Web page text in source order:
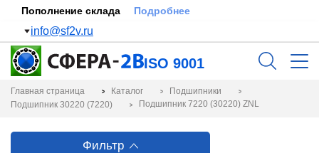
Пополнение склада Подробнее
info@sf2v.ru
ISO 9001
Главная страница Каталог
Подшипники
Подшипник 30220 (7220)
Подшипник 7220 (30220) ZNL
Фильтр